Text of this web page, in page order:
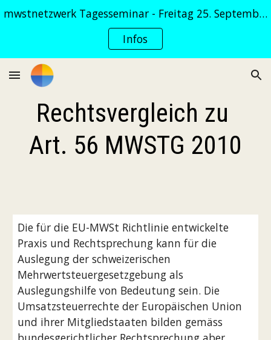
Skip to main content Skip to navigation
mwstnetzwerk Tagesseminar - Freitag 25. September 2026
Infos
Rechtsvergleich zu
Art. 56 MWSTG 2010
Die für die EU-MWSt Richtlinie entwickelte
Praxis und Rechtsprechung kann für die
Auslegung der schweizerischen
Mehrwertsteuergesetzgebung als
Auslegungshilfe von Bedeutung sein. Die
Umsatzsteuerrechte der Europäischen Union
und ihrer Mitgliedstaaten bilden gemäss